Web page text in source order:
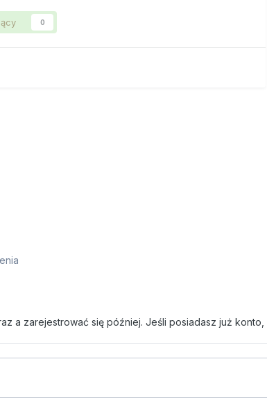
0
a zarejestrować się później. Jeśli posiadasz już konto,